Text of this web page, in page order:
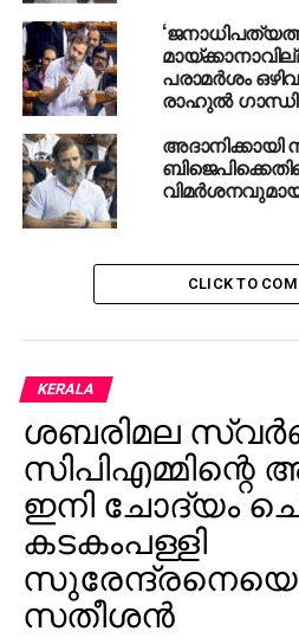
പൊതുസമൂഹം ഉറ്റുനോക്കുന്നത്.
ചരിത്രത്തെക്കുറിച്ചും
കാഴ്ച്ചപ്പാടുള്ള ഇന്ത്യയുടെ
രാജ്യം ഇന്ന് എ.ഐ.സി.സി
കണ്ടത്. മോദിയേയും
വിലയിരുത്തുന്ന, സ്വന്തം
ഭാവിക്കായി ഒരുങ്ങാന്‍
സമ്മേളനത്തില്‍ കണ്ട രാഹുല്‍
പരാമര്‍ശം
രാഹുല്‍ ഗാന്ധി
അദാനിക്കായി
CLICK TO
KERALA
ശബരിമല
സിപിഎമ്മിന്റെ
ഇനി ചോദ്യം
കടകംപള്ളി
സതീശന്‍